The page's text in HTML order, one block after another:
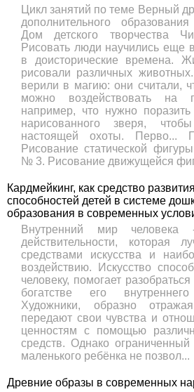
Цикл занятий по теме Верный
дополнительного
Дом детского творчества
Рисовать люди научились еще
в доисторические времена.
рисовали различных
верили в магию: они считали,
можно воздействовать на
например, что нужно
нарисованного зверя,
настоящей охоты.
Рисование статической
№ 3. Рисование движущейся
Кардмейкинг, как средство
способностей детей в системе
образования в современных
Внутренний мир
действительности, которая
средствами искусства и
воздействию. Искусство
человеку, помогает
богатстве его
Художники, образно
передают свои чувства и
ценностям с помощью
средств. Однако
маленького ребёнка не позвол...
Древние образы в современных